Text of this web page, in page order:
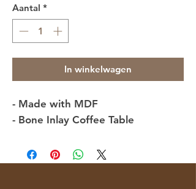
Aantal *
In winkelwagen
- Made with MDF
- Bone Inlay Coffee Table